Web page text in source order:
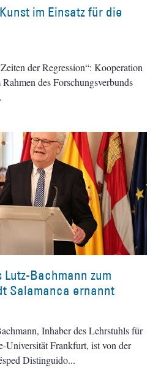
im Einsatz für die
der Regression“: Kooperation
des Forschungsverbunds
Bachmann zum
Salamanca ernannt
Inhaber des Lehrstuhls für
Universität Frankfurt, ist von der
Distinguido